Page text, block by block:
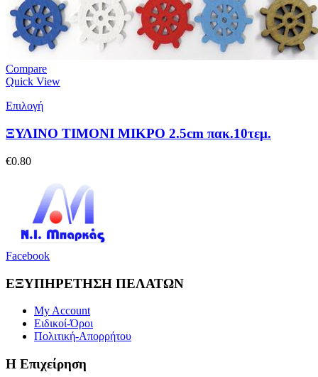
Compare
Quick View
Επιλογή
ΞΥΛΙΝΟ ΤΙΜΟΝΙ ΜΙΚΡΟ 2.5cm πακ.10τεμ.
€0.80
Facebook
ΕΞΥΠΗΡΕΤΗΣΗ ΠΕΛΑΤΩΝ
My Account
Ειδικοί-Όροι
Πολιτική-Απορρήτου
Η Επιχείρηση